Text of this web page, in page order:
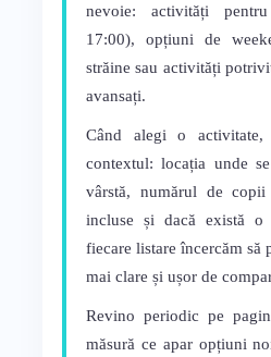
nevoie: activități
17:00), opțiuni de
străine sau activități
avansați.
Când alegi o
contextul: locația unde
vârstă, numărul de
incluse și dacă există
fiecare listare încercăm să
mai clare și ușor de
Revino periodic pe
măsură ce apar opțiuni